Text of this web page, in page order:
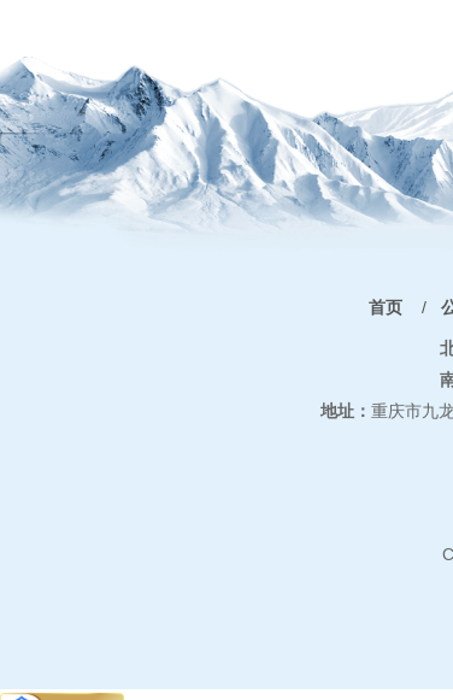
首页 /
地址： 重庆市九